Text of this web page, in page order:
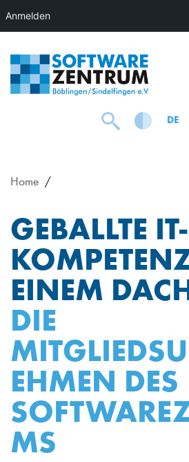
DE
Home
GEBALLTE IT-
EINEM
DIE
EHMEN DES
MS
Anmelden